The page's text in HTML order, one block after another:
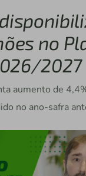
no
2027
aumento de
no ano-safra